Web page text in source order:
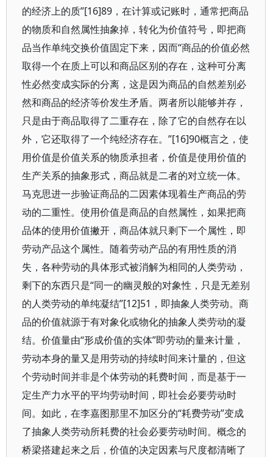
的经济上的质”[16]89，在计算或记账时，通常把商品
的物质和自然属性抽象掉，转化为价值符号，即把商
品当作单纯交换价值固定下来，因而“商品的价值必然
取得一个在质上可以和商品区别的存在，这种可分离
性必然变成实际的分离，这是因为商品的自然差别必
然和商品的经济等价发生矛盾。两者所以能够并存，
只是由于商品取得了二重存在，除了它的自然存在以
外，它还取得了一个纯经济存在。”[16]90概言之，使
用价值是价值关系的物质承担者，价值是使用价值的
生产关系的抽象形式，商品就是二者的对立统一体。
马克思进一步验证商品的二因素体现着生产商品的劳
动的二重性。使用价值是商品的自然属性，如果把商
品体的使用价值撇开，商品体就只剩下一个属性，即
劳动产品这个属性。随着劳动产品的有用性质的消
失，各种劳动的具体形式被消解为相同的人类劳动，
剩下的东西只是“同一的幽灵般的对象性，只是无差别
的人类劳动的单纯凝结”[12]51，即抽象人类劳动。商
品的价值就源于有对象化或物化的抽象人类劳动的凝
结。价值量由“形成价值的实体”即劳动的量来计量，
劳动本身的量又是用劳动的持续时间来计量的，但这
个劳动时间并非是个体劳动的耗费时间，而是基于一
定生产力水平的平均劳动时间，即社会必要劳动时
间。如此，在李嘉图那里不加区分的“耗费劳动”变成
了抽象人类劳动所耗费的社会必要劳动时间。概念的
桥梁搭建起来之后，价值的决定因素与尺度都清晰了